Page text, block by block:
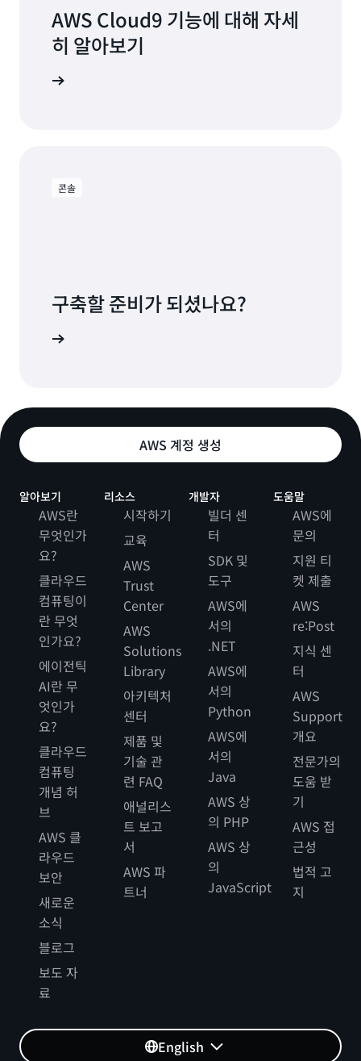
AWS Cloud9 기능에 대해 자세
히 알아보기
콘솔
구축할 준비가 되셨나요?
AWS 계정 생성
알아보기
AWS란
무엇인가
요?
클라우드
컴퓨팅이
란 무엇
인가요?
에이전틱
AI란 무
엇인가
요?
클라우드
컴퓨팅
개념 허
브
AWS 클
라우드
보안
새로운
소식
블로그
보도 자
료
리소스
시작하기
교육
AWS
Trust
Center
AWS
Solutions
Library
아키텍처
센터
제품 및
기술 관
련 FAQ
애널리스
트 보고
서
AWS 파
트너
개발자
빌더 센
터
SDK 및
도구
AWS에
서의
.NET
AWS에
서의
Python
AWS에
서의
Java
AWS 상
의 PHP
AWS 상
의
JavaScript
도움말
AWS에
문의
지원 티
켓 제출
AWS
re:Post
지식 센
터
AWS
Support
개요
전문가의
도움 받
기
AWS 접
근성
법적 고
지
English